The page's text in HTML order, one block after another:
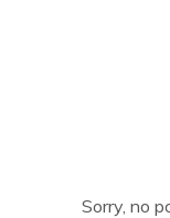
Sorry, no